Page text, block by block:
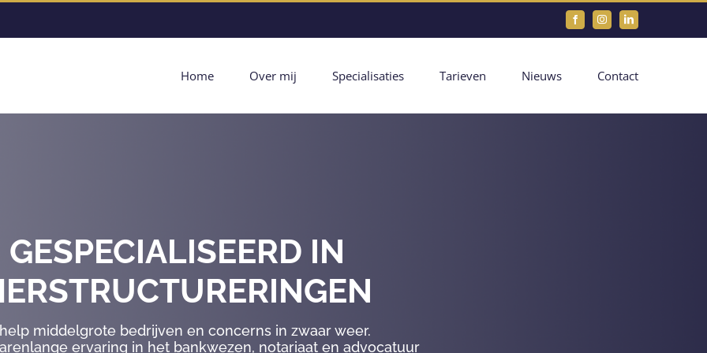
FacebookInstagramLinkedIn
Home Over mij Specialisaties Tarieven Nieuws Contact
GESPECIALISEERD IN
middelgrote bedrijven en concerns in zwaar weer.
ervaring in het bankwezen, notariaat en advocatuur